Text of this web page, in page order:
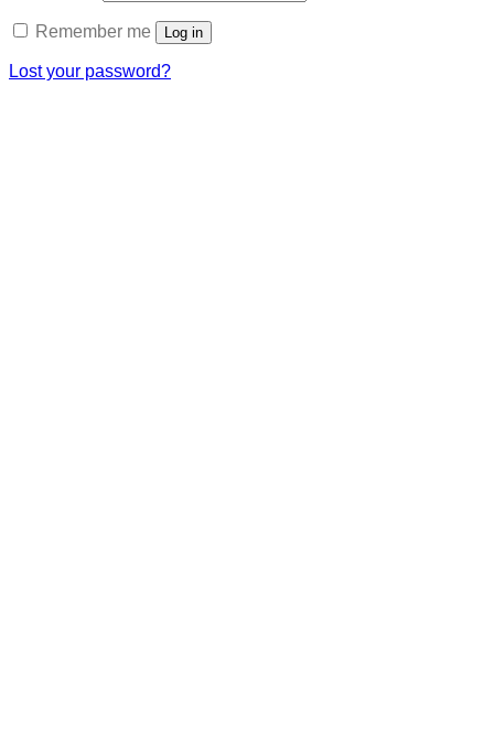
Remember me Log in
Lost your password?